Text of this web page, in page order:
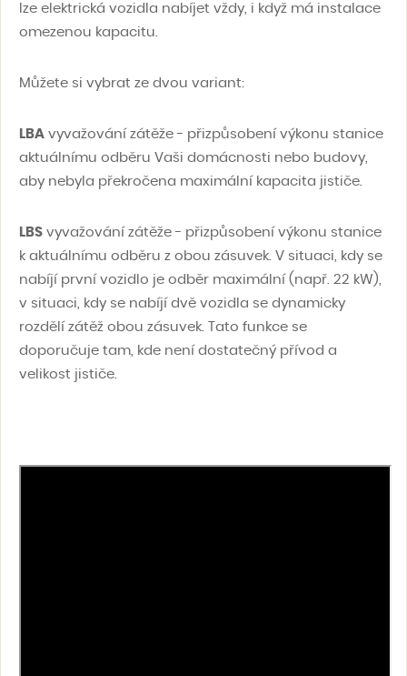
lze elektrická vozidla nabíjet vždy, i když má instalace
omezenou kapacitu.
Můžete si vybrat ze dvou variant:
LBA vyvažování zátěže - přizpůsobení výkonu stanice
aktuálnímu odběru Vaši domácnosti nebo budovy,
aby nebyla překročena maximální kapacita jističe.
LBS vyvažování zátěže - přizpůsobení výkonu stanice
k aktuálnímu odběru z obou zásuvek. V situaci, kdy se
nabíjí první vozidlo je odběr maximální (např. 22 kW),
v situaci, kdy se nabíjí dvě vozidla se dynamicky
rozdělí zátěž obou zásuvek. Tato funkce se
doporučuje tam, kde není dostatečný přívod a
velikost jističe.